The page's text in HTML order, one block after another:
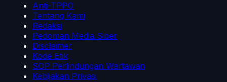
Anti-TPPO
Tentang Kami
Redaksi
Pedoman Media Siber
Disclaimer
Kode Etik
SOP Perlindungan Wartawan
Kebijakan Privasi